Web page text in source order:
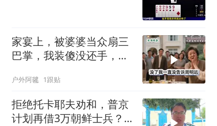
家宴上，被婆婆当众扇三
巴掌，我装傻没还手，悄
夫全家10人被新户主请出
家门
户外阿毽 1跟贴
拒绝托卡耶夫劝和，普京
计划再借3万朝鲜士兵？